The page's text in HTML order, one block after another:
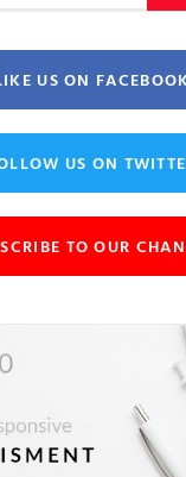
US ON
US ON
TO OUR